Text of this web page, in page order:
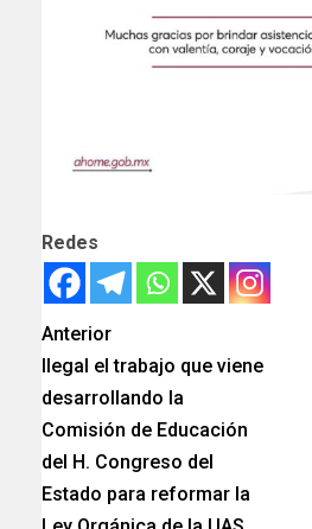
Redes
Anterior
Ilegal el trabajo que viene
desarrollando la
Comisión de Educación
del H. Congreso del
Estado para reformar la